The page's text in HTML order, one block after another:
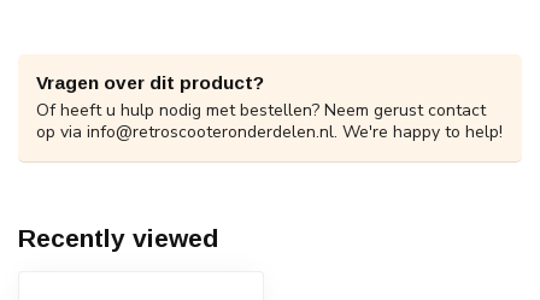
Vragen over dit product?
Of heeft u hulp nodig met bestellen? Neem gerust contact
op via info@retroscooteronderdelen.nl. We're happy to help!
Recently viewed